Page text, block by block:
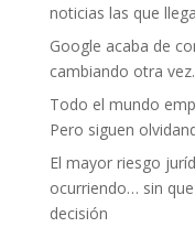
noticias las que
Google acaba de
cambiando otra vez.
Todo el mundo
Pero siguen
El mayor riesgo
ocurriendo… sin
decisión